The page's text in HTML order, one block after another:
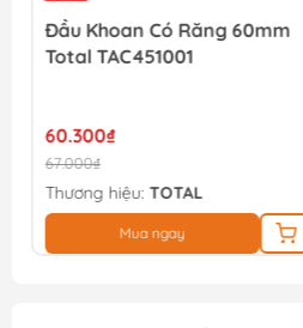
Đầu Khoan Có Răng 60mm
Total TAC451001
60.300₫
67.000₫
Thương hiệu: TOTAL
Mua ngay